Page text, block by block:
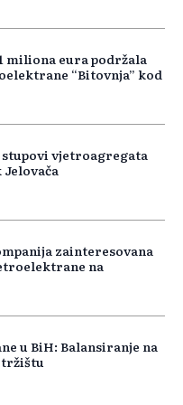
miliona eura podržala
“Bitovnja” kod
stupovi vjetroagregata
zainteresovana
na
na